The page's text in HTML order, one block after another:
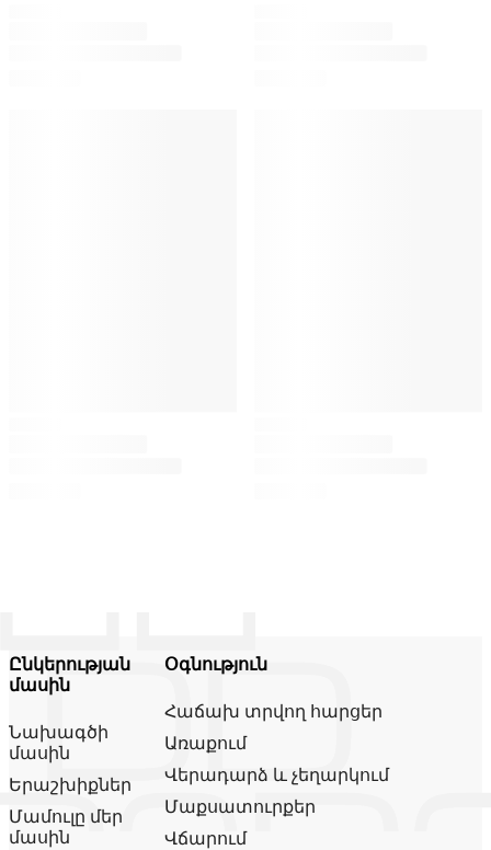
Ընկերության
մասին
Նախագծի
մասին
Երաշխիքներ
Մամուլը մեր
մասին
Օգնություն
Հաճախ տրվող հարցեր
Առաքում
Վերադարձ և չեղարկում
Մաքսատուրքեր
Վճարում